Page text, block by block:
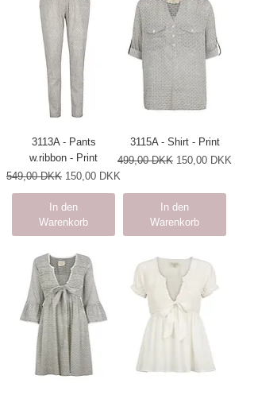
3113A - Pants
w.ribbon - Print
Standardpreis
549,00 DKK Sale-Preis
150,00 DKK
In den
Warenkorb
3115A - Shirt - Print
Standardpreis
499,00 DKK Sale-Preis
150,00 DKK
In den
Warenkorb